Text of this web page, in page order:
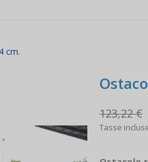
cm.
123,22 €
Tasse